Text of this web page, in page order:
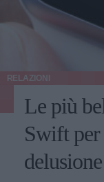
RELAZIONI
Le più
Swift per